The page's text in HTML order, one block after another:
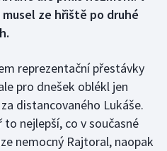
ze hřiště po druhé
reprezentační přestávky
pro dnešek oblékl jen
distancovaného Lukáše.
nejlepší, co v současné
nemocný Rajtoral, naopak